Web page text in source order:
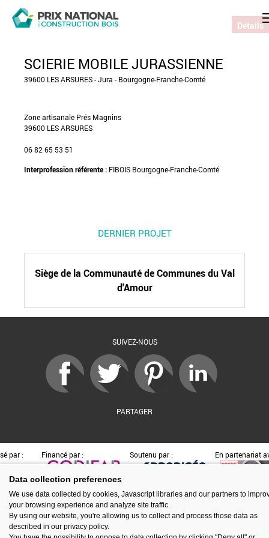
SCIERIE MOBILE JURASSIENNE
39600 LES ARSURES - Jura - Bourgogne-Franche-Comté
Zone artisanale Prés Magnins
39600 LES ARSURES
06 82 65 53 51
Interprofession référente : FIBOIS Bourgogne-Franche-Comté
DERNIER PROJET
Siège de la Communauté de Communes du Val
d'Amour
Détails
SUIVEZ-NOUS
PARTAGER
par : Financé par : Soutenu par : En partenariat
Espace presse Kit de communication Contact
Mentions légales
Newsletter
Data collection preferences
We use data collected by cookies, Javascript libraries and our partners to
your browsing experience and analyze site traffic.
By using our website, you're allowing us to collect and process those data as
described in our privacy policy.